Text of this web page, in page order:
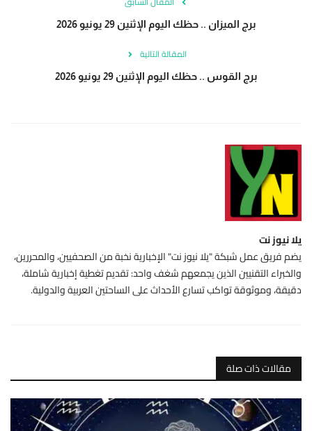
برج الميزان .. حظك اليوم الإثنين 29 يونيو 2026
المقالة التالية
برج القوس .. حظك اليوم الإثنين 29 يونيو 2026
يلا نيوز نت
يضم فريق عمل شبكة "يلا نيوز نت" الإخبارية نخبة من الصحفيين، والمحررين،
والخبراء التقنيين الذين يجمعهم شغف واحد: تقديم تغطية إخبارية شاملة،
دقيقة، وموثوقة تواكب تسارع الأحداث على الساحتين العربية والدولية.
مقالات ذات صلة